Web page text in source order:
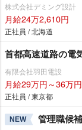
株式会社デミング設計
月給24万2,610円
正社員 / 北海道
首都高速道路の電
有限会社羽田電設
月給29万円～36万円
正社員 / 東京都
NEW 管理職候